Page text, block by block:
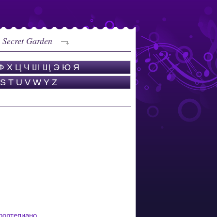
Garden
Х Ц Ч Ш Щ Э Ю Я
S T U V W Y Z